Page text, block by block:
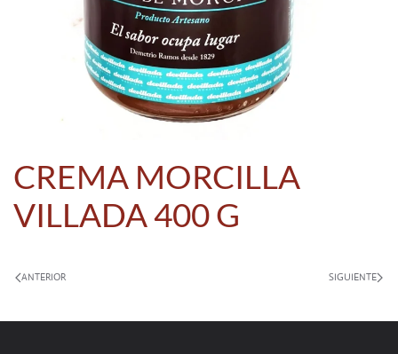
CREMA MORCILLA
VILLADA 400 G
ANTERIOR SIGUIENTE